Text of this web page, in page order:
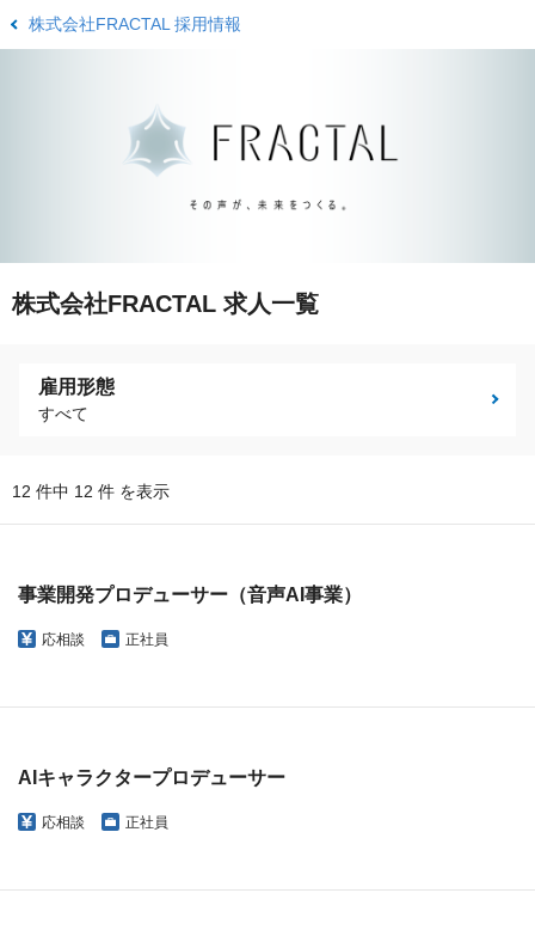
株式会社FRACTAL 採用情報
株式会社FRACTAL 求人一覧
雇用形態
すべて
12 件中 12 件 を表示
事業開発プロデューサー（音声AI事業）
応相談 正社員
AIキャラクタープロデューサー
応相談 正社員